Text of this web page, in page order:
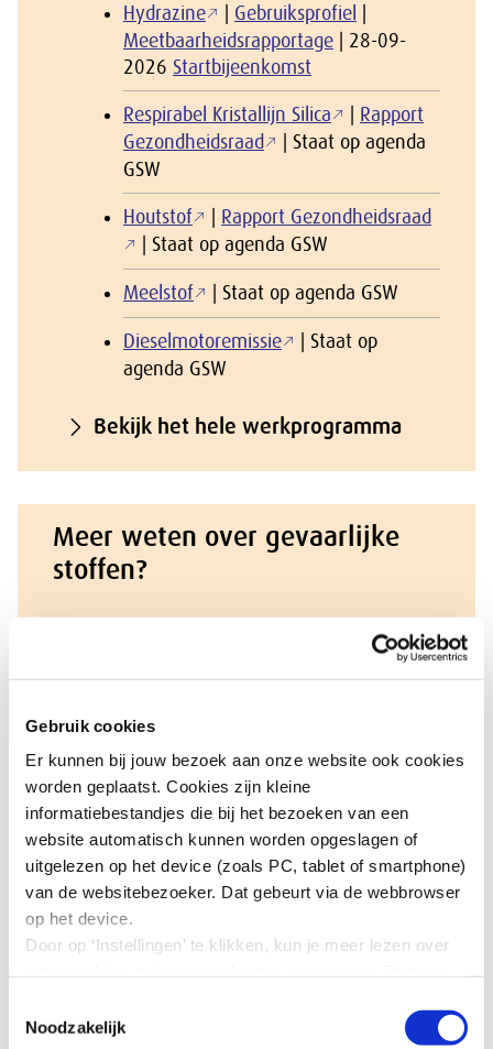
Gebruik cookies
Er kunnen bij jouw bezoek aan onze website ook cookies
worden geplaatst. Cookies zijn kleine
informatiebestandjes die bij het bezoeken van een
website automatisch kunnen worden opgeslagen of
uitgelezen op het device (zoals PC, tablet of smartphone)
van de websitebezoeker. Dat gebeurt via de webbrowser
op het device.
Door op ‘Instellingen’ te klikken, kun je meer lezen over
alle cookies zoals omschreven in onze cookieverklaring
Noodzakelijk
Hydrazine Gebruiksprofiel
Meetbaarheidsrapportage | 28-09-
2026 Startbijeenkomst
Respirabel Kristallijn Silica
Rapport
Gezondheidsraad
| Staat op agenda
GSW
Houtstof
Rapport Gezondheidsraad
| Staat op agenda GSW
Meelstof | Staat op agenda GSW
Dieselmotoremissie
| Staat op
agenda GSW
Bekijk het hele werkprogramma
Meer weten over gevaarlijke
stoffen?
Werken met gevaarlijke stoffen kan risico’s
hebben voor de veiligheid en gezondheid van
werknemers. Je kunt er ziek door worden,
Nederland ca 3.000 mensen door blootstelling
aan gevaarlijke stoffen, vaak ook jaren nadat
blootstelling heeft plaatsgevonden.
Op onze themapagina leggen we uit wat
gevaarlijke stoffen zijn, wat de wet daarover
zegt en welke maatregelen werkgevers en
werknemers moeten en kunnen nemen om zo
gezond en veilig mogelijk met gevaarlijke
Lees meer